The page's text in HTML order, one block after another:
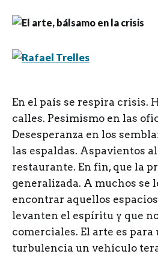
En el país se respira crisis.
calles. Pesimismo en las
Desesperanza en los
las espaldas. Aspavientos
restaurante. En fin, que la
generalizada. A muchos se
encontrar aquellos
levanten el espíritu y que
comerciales. El arte es para
turbulencia un vehículo